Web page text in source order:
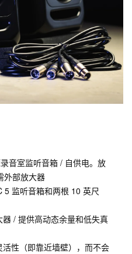
音室监听音箱 / 自供电。放
外部放大器
5 监听音箱和两根 10 英尺
/ 提供高动态余量和低失真
性（即靠近墙壁），而不会